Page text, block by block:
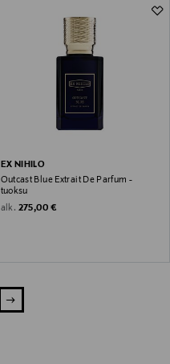
EX NIHILO
Outcast Blue Extrait De Parfum -
tuoksu
alk. Original Price
275,00 €